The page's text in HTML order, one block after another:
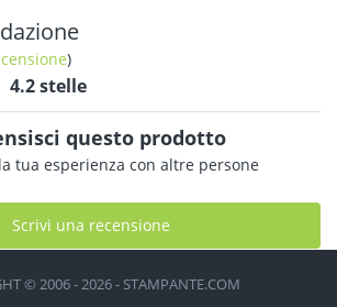
)
4.2 stelle
questo prodotto
tua esperienza con altre persone
Scrivi una recensione
© 2006 - 2026 - STAMPANTE.COM